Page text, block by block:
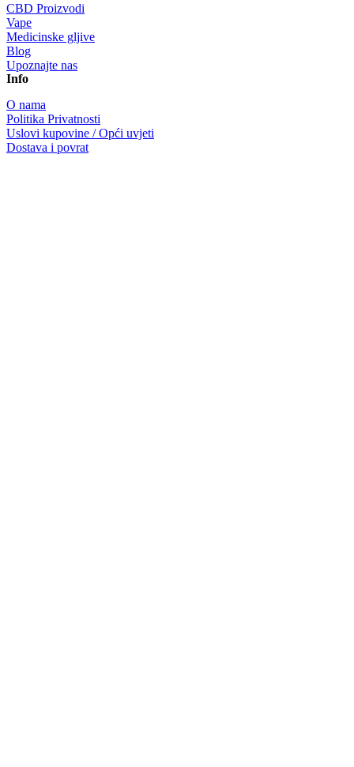
CBD Proizvodi
Vape
Medicinske gljive
Blog
Upoznajte nas
Info
O nama
Politika Privatnosti
Uslovi kupovine / Opći uvjeti
Dostava i povrat